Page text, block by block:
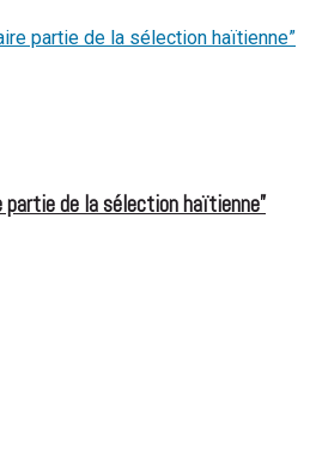
de la sélection haïtienne”